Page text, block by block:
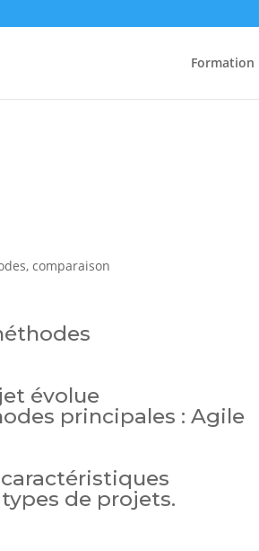
Formation
évolue
principales : Agile
de projets.